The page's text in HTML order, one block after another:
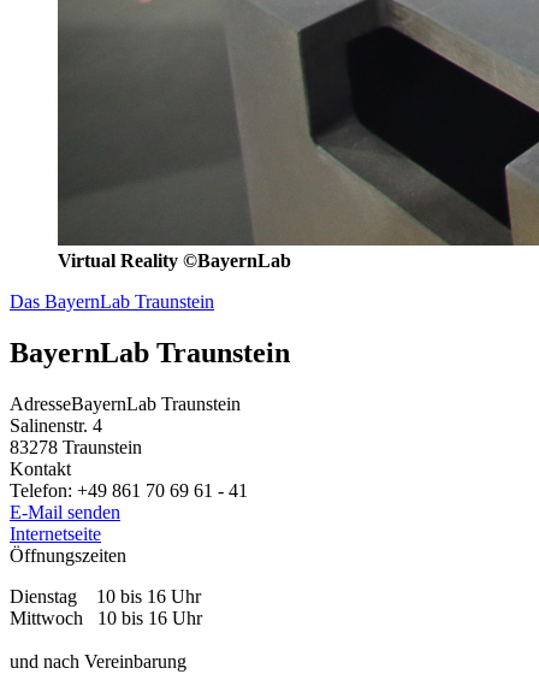
Virtual Reality ©BayernLab
Das BayernLab Traunstein
BayernLab Traunstein
AdresseBayernLab Traunstein
Salinenstr. 4
83278 Traunstein
Kontakt
Telefon: +49 861 70 69 61 - 41
E-Mail senden
Internetseite
Öffnungszeiten
Dienstag 10 bis 16 Uhr
Mittwoch 10 bis 16 Uhr
und nach Vereinbarung